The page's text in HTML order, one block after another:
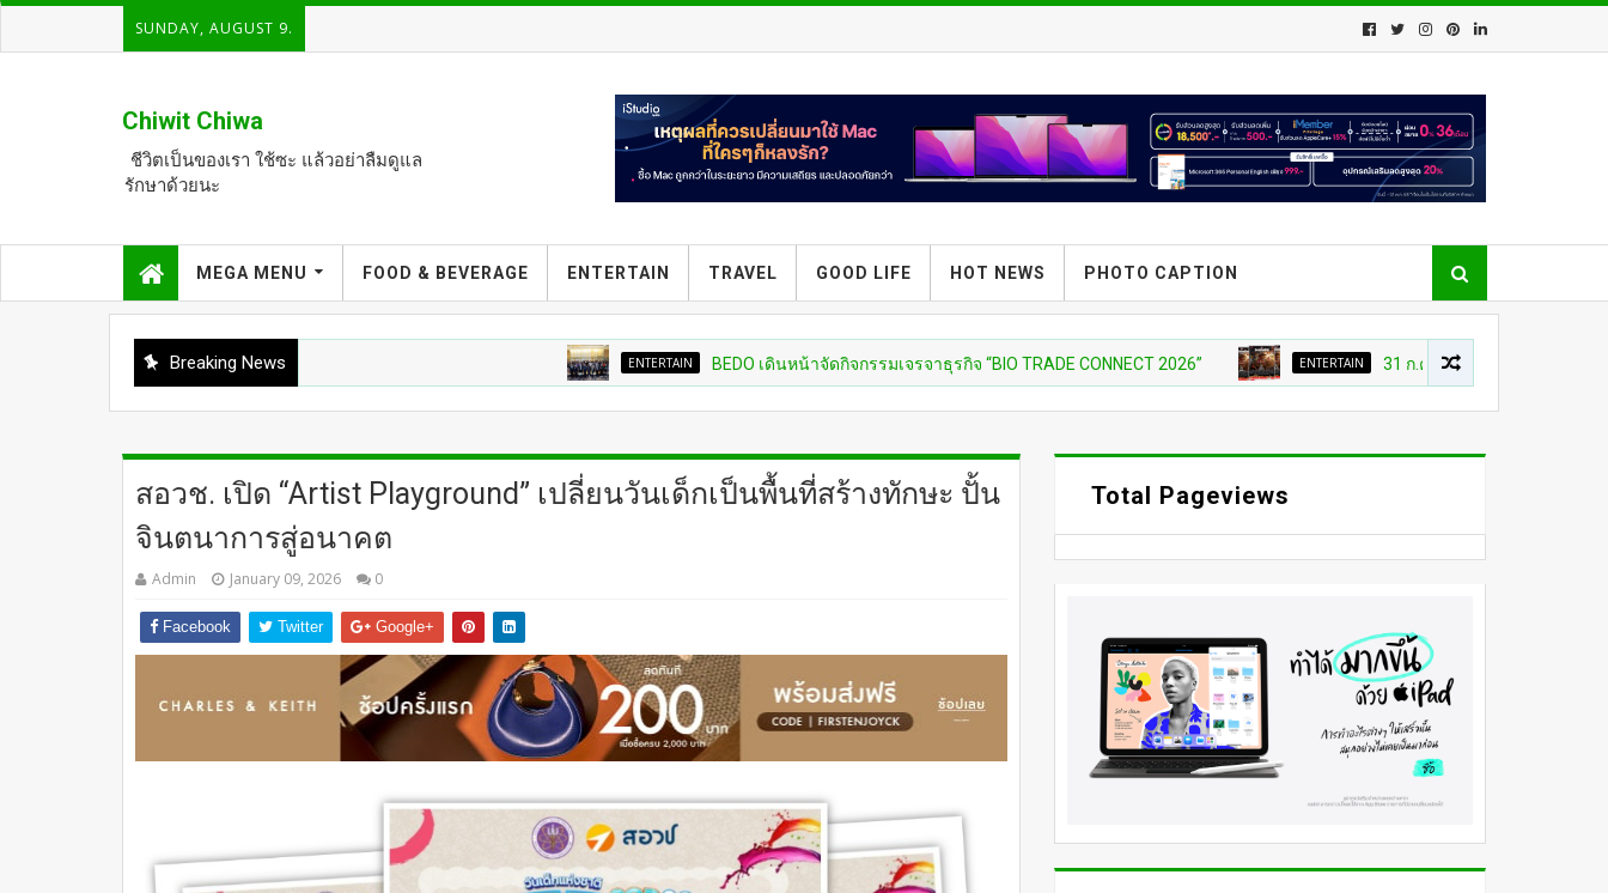
SUNDAY, AUGUST 9.
Chiwit Chiwa
ชีวิตเป็นของเรา ใช้ซะ แล้วอย่าลืมดูแล
รักษาด้วยนะ
MEGA MENU FOOD & BEVERAGE ENTERTAIN TRAVEL GOOD LIFE HOT NEWS PHOTO CAPTION
Breaking News ENTERTAIN BEDO เดินหน้าจัดกิจกรรมเจรจาธุรกิจ “BIO TRADE CONNECT 2026” ENTERTAIN 31 ก.ค เที่ยงตรง กดบัตรให้ทันนะเพื่อน โป
สอวช. เปิด “Artist Playground” เปลี่ยนวันเด็กเป็นพื้นที่สร้างทักษะ ปั้น
จินตนาการสู่อนาคต
Admin January 09, 2026 0
Facebook Twitter Google+
Total Pageviews